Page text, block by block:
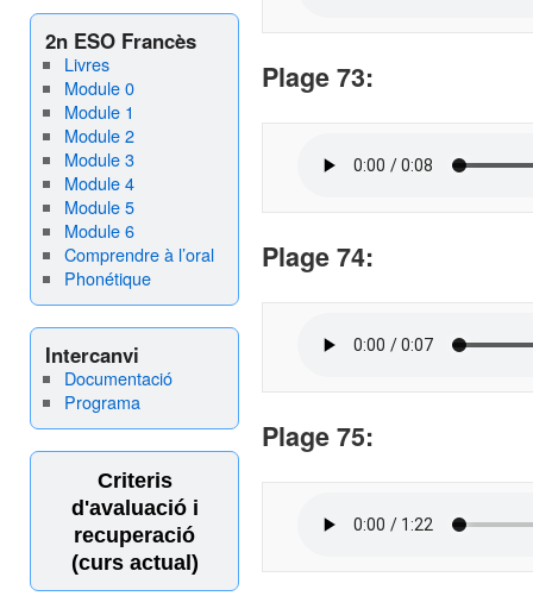
2n ESO Francès
Livres
Module 0
Module 1
Module 2
Module 3
Module 4
Module 5
Module 6
Comprendre à l’oral
Phonétique
Intercanvi
Documentació
Programa
Criteris
d'avaluació i
recuperació
(curs actual)
Plage 73:
Plage74:
Plage75: